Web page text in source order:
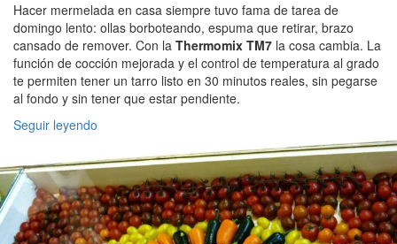
Hacer mermelada en casa siempre tuvo fama de tarea de
domingo lento: ollas borboteando, espuma que retirar, brazo
cansado de remover. Con la Thermomix TM7 la cosa cambia. La
función de cocción mejorada y el control de temperatura al grado
te permiten tener un tarro listo en 30 minutos reales, sin pegarse
al fondo y sin tener que estar pendiente.
Seguir leyendo